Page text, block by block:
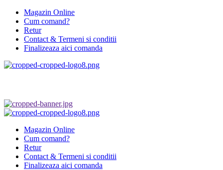
Skip
content
Magazin Online
Cum comand?
Retur
Contact & Termeni si conditii
Finalizeaza aici comanda
Primary
Magazin Online
Cum comand?
Retur
Contact & Termeni si conditii
Finalizeaza aici comanda